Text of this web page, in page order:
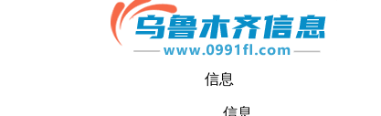
信息
信息